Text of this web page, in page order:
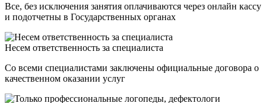
Все, без исключения занятия оплачиваются через онлайн кассу
и подотчетны в Государственных органах
Несем ответственность за специалиста
Со всеми специалистами заключены официальные договора о
качественном оказании услуг